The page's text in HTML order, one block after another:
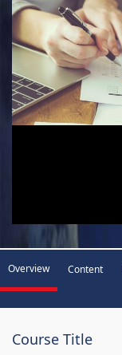
Overview Content
Course Title